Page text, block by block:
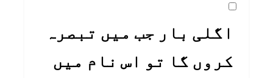
اگلی بار جب میں تبصرہ
کروں گا تو اس نام میں